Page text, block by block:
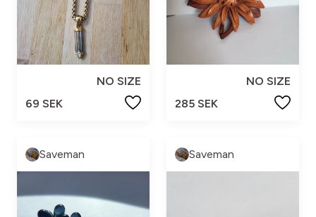
NO SIZE
69 SEK
NO SIZE
285 SEK
Saveman Saveman